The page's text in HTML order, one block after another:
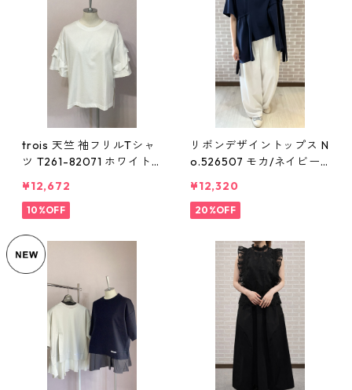
trois 天竺 袖フリルTシャ
ツ T261-82071 ホワイト
ス トップス
¥12,672
10%OFF
リボンデザイントップス N
o.526507 モカ/ネイビー/
レディース comme une fe
mme コムアンファム ライ
¥12,320
20%OFF